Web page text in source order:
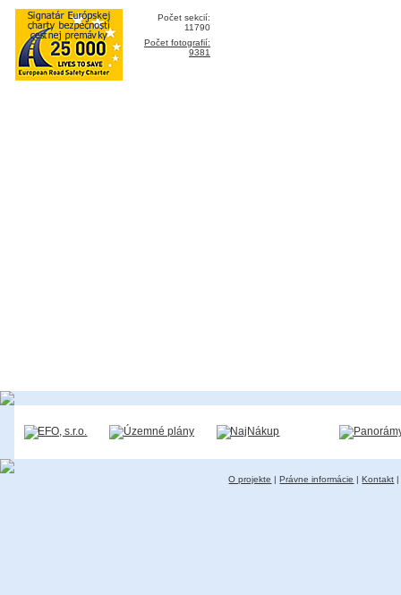
Počet sekcií:
11790
Počet fotografií:
9381
O projekte |Právne informácie |Kontakt